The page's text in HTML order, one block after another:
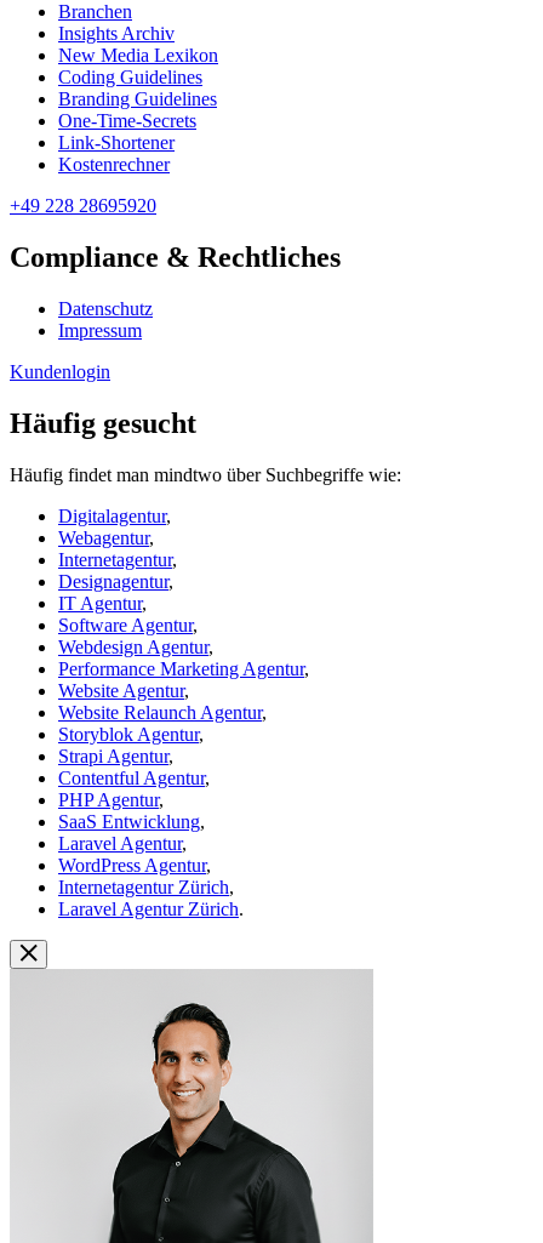
Branchen
Insights Archiv
New Media Lexikon
Coding Guidelines
Branding Guidelines
One-Time-Secrets
Link-Shortener
Kostenrechner
+49 228 28695920
Compliance & Rechtliches
Datenschutz
Impressum
Kundenlogin
Häufig gesucht
Häufig findet man mindtwo über Suchbegriffe wie:
Digitalagentur,
Webagentur,
Internetagentur,
Designagentur,
IT Agentur,
Software Agentur,
Webdesign Agentur,
Performance Marketing Agentur,
Website Agentur,
Website Relaunch Agentur,
Storyblok Agentur,
Strapi Agentur,
Contentful Agentur,
PHP Agentur,
SaaS Entwicklung,
Laravel Agentur,
WordPress Agentur,
Internetagentur Zürich,
Laravel Agentur Zürich.